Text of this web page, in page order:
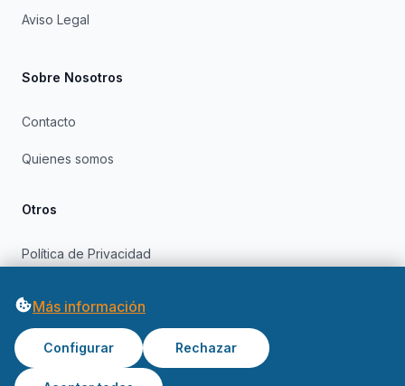
Aviso Legal
Sobre Nosotros
Contacto
Quienes somos
Otros
Política de Privacidad
Más información
Configurar Rechazar